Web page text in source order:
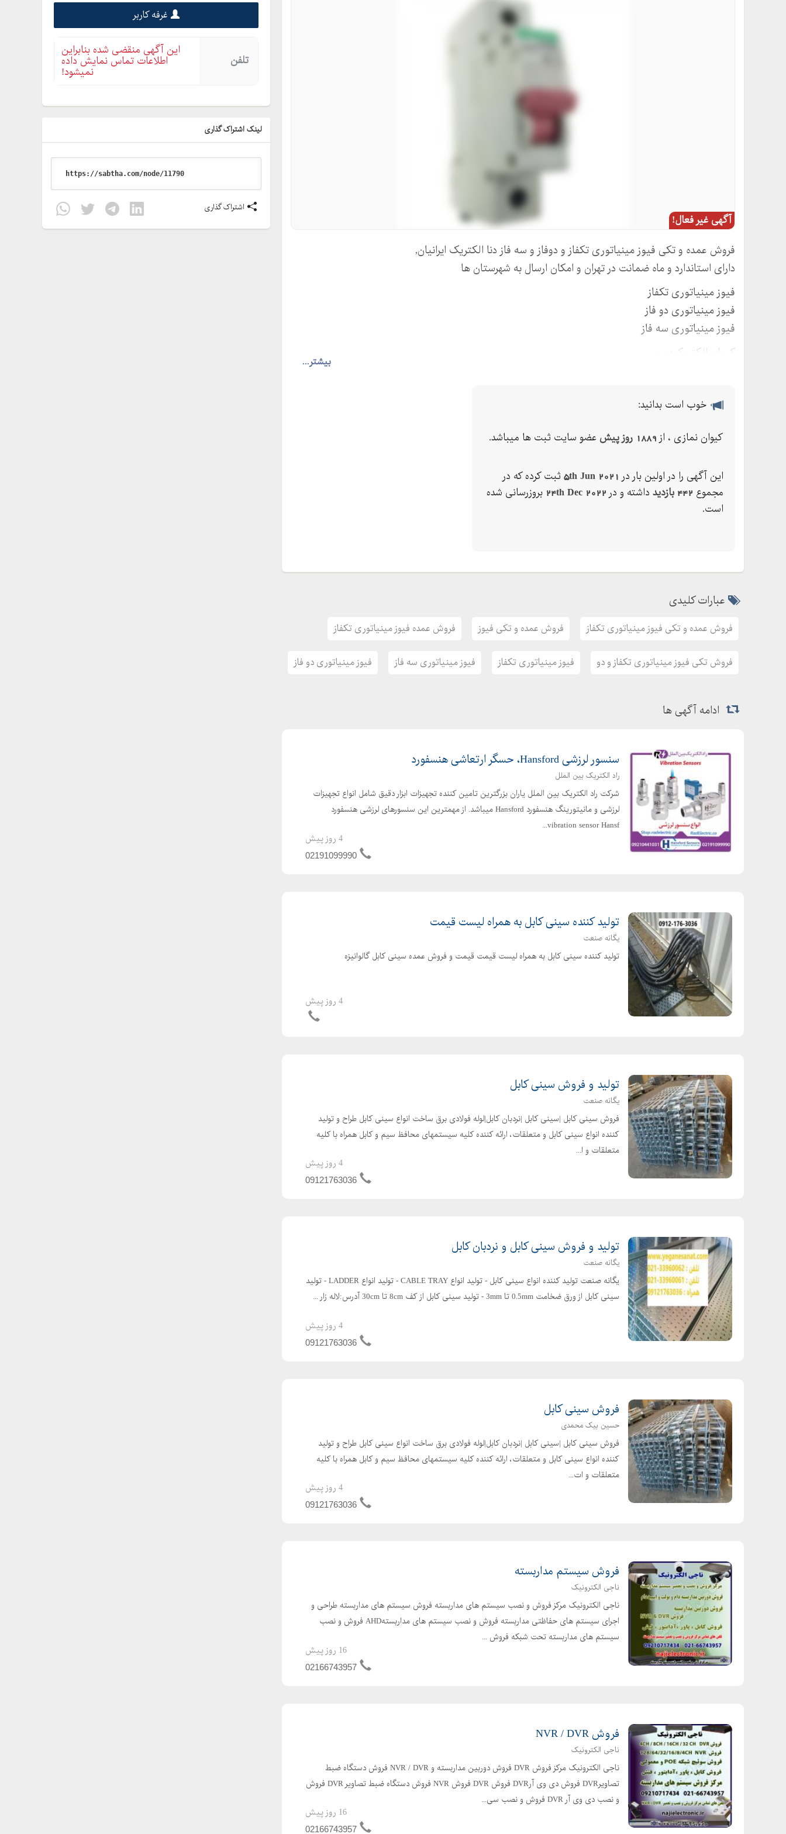
آگهی غیر فعال!
بیشتر...
فروش عمده و تکی فیوز مینیاتوری تکفاز و دوفاز و سه فاز دنا الکتریک ایرانیان,
دارای استاندارد و ماه ضمانت در تهران و امکان ارسال به شهرستان ها
فیوز مینیاتوری تکفاز
فیوز مینیاتوری دو فاز
فیوز مینیاتوری سه فاز
کیوان الکتریک: - -
خوب است بدانید:
کیوان نمازی ، از 1889 روز پیش عضو سایت ثبت ها میباشد.
این آگهی را در اولین بار در 5th Jun 2021 ثبت کرده که در
مجموع 442 بازدید داشته و در 24th Dec 2022 بروزرسانی شده
است.
عبارات کلیدی
فروش عمده و تکی فیوز مینیاتوری تکفاز فروش عمده و تکی فیوز فروش عمده فیوز مینیاتوری تکفاز
فروش تکی فیوز مینیاتوری تکفاز و دو فیوز مینیاتوری تکفاز فیوز مینیاتوری سه فاز فیوز مینیاتوری دو فاز
غرفه کاربر
تلفن
این آگهی منقضی شده بنابراین
اطلاعات تماس نمایش داده
نمیشود!
لینک اشتراک گذاری
اشتراک گذاری
ادامه آگهی ها
سنسور لرزشی Hansford، حسگر ارتعاشی هنسفورد
راد الکتریک بین الملل
شرکت راد الکتریک بین الملل یاران بزرگترین تامین کننده تجهیزات ابزار دقیق شامل انواع تجهیزات
لرزشی و مانیتورینگ هنسفورد Hansford میباشد. از مهمترین این سنسورهای لرزشی هنسفورد
vibration sensor Hansf...
4 روز پیش
02191099990
تولید کننده سینی کابل به همراه لیست قیمت
یگانه صنعت
تولید کننده سینی کابل به همراه لیست قیمت قیمت و فروش عمده سینی کابل گالوانیزه
4 روز پیش
تولید و فروش سینی کابل
یگانه صنعت
فروش سینی کابل |سینی کابل |نردبان کابل|لوله فولادی برق ساخت انواع سینی کابل طراح و تولید
کننده انواع سینی کابل و متعلقات، ارائه کننده کلیه سیستمهای محافظ سیم و کابل همراه با کلیه
متعلقات و ا...
4 روز پیش
09121763036
تولید و فروش سینی کابل و نردبان کابل
یگانه صنعت
یگانه صنعت تولید کننده انواع سینی کابل - تولید انواع CABLE TRAY - تولید انواع LADDER - تولید
سینی کابل از ورق ضخامت 0.5mm تا 3mm - تولید سینی کابل از کف 8cm تا 30cm آدرس:لاله زار ...
4 روز پیش
09121763036
فروش سینی کابل
حسین بیک محمدی
فروش سینی کابل |سینی کابل |نردبان کابل|لوله فولادی برق ساخت انواع سینی کابل طراح و تولید
کننده انواع سینی کابل و متعلقات، ارائه کننده کلیه سیستمهای محافظ سیم و کابل همراه با کلیه
متعلقات و ات...
4 روز پیش
09121763036
فروش سیستم مداربسته
ناجی الکترونیک
ناجی الکترونیک مرکز فروش و نصب سیستم های مداربسته فروش سیستم های مداربسته طراحی و
اجرای سیستم های حفاظتی مداربسته فروش و نصب سیستم های مداربستهAHD فروش و نصب
سیستم های مداربسته تحت شبکه فروش ...
16 روز پیش
02166743957
فروش NVR / DVR
ناجی الکترونیک
ناجی الکترونیک مرکز فروش DVR فروش دوربین مداربسته و NVR / DVR فروش دستگاه ضبط
تصاویرDVR فروش دی وی آرDVR فروش DVR فروش NVR فروش دستگاه ضبط تصاویر DVR فروش
و نصب دی وی آر DVR فروش و نصب سی...
16 روز پیش
02166743957